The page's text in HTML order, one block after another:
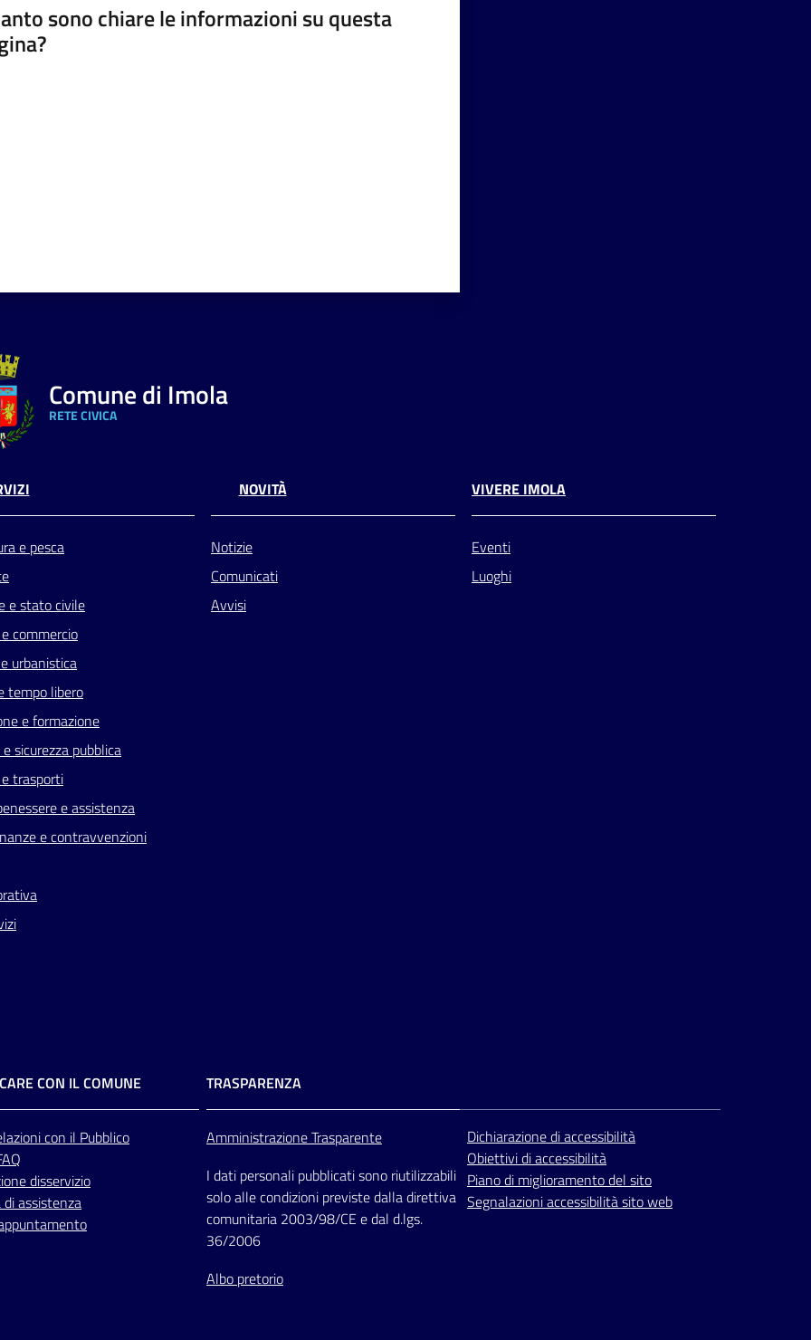
sono chiare le informazioni su questa
Comune di Imola
RETE CIVICA
e pesca
e stato civile
commercio
urbanistica
tempo libero
e formazione
sicurezza pubblica
trasporti
e assistenza
e contravvenzioni
NOVITÀ
Notizie
Comunicati
Avvisi
VIVERE IMOLA
Eventi
Luoghi
CON IL COMUNE
con il Pubblico
disservizio
assistenza
TRASPARENZA
Amministrazione Trasparente
I dati personali pubblicati sono riutilizzabili
solo alle condizioni previste dalla direttiva
comunitaria 2003/98/CE e dal d.lgs.
36/2006
Albo pretorio
Dichiarazione di accessibilità
Obiettivi di accessibilità
Piano di miglioramento del sito
Segnalazioni accessibilità sito web